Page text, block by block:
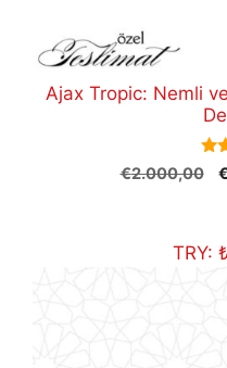
Ajax Tropic: Nemli
€2.000,00 €
TRY: ₺